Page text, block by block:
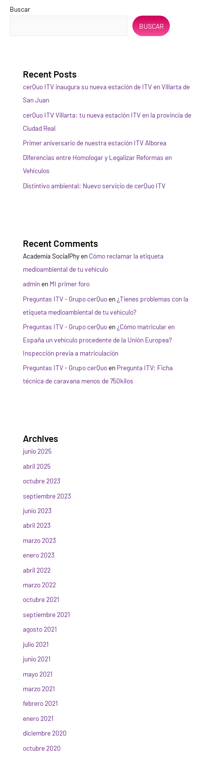
Buscar
BUSCAR
Recent Posts
cerQuo ITV inaugura su nueva estación de ITV en Villarta de
San Juan
cerQuo ITV Villarta: tu nueva estación ITV en la provincia de
Ciudad Real
Primer aniversario de nuestra estación ITV Alborea
Diferencias entre Homologar y Legalizar Reformas en
Vehículos
Distintivo ambiental: Nuevo servicio de cerQuo ITV
Recent Comments
Academia SocialPhyen Cómo reclamar la etiqueta
medioambiental de tu vehículo
adminen MI primer foro
Preguntas ITV - Grupo cerQuoen ¿Tienes problemas con la
etiqueta medioambiental de tu vehículo?
Preguntas ITV - Grupo cerQuoen ¿Cómo matricular en
España un vehículo procedente de la Unión Europea?
Inspección previa a matriculación
Preguntas ITV - Grupo cerQuoen Pregunta ITV: Ficha
técnica de caravana menos de 750kilos
Archives
junio 2025
abril 2025
octubre 2023
septiembre 2023
junio 2023
abril 2023
marzo 2023
enero 2023
abril 2022
marzo 2022
octubre 2021
septiembre 2021
agosto 2021
julio 2021
junio 2021
mayo 2021
marzo 2021
febrero 2021
enero 2021
diciembre 2020
octubre 2020